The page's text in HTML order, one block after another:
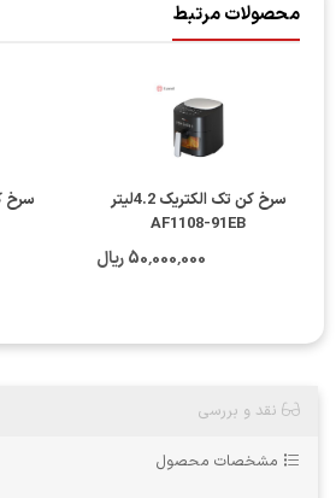
محصولات مرتبط
سرخ کن تک الکتریک 4.2لیتر
AF1108-91EB
50٬000٬000 ریال
نقد و بررسی
مشخصات محصول